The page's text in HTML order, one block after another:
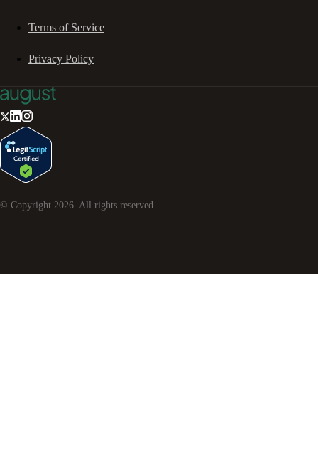
Terms of Service
Privacy Policy
© Copyright 2026. All rights reserved.